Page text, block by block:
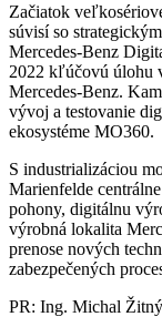
Začiatok
súvisí so
Mercedes-Benz
2022 kľúčovú úlohu
Mercedes-Benz.
vývoj a testovanie
ekosystéme MO360.
S industrializáciou
Marienfelde
pohony, digitálnu
výrobná lokalita
prenose nových
zabezpečených
PR: Ing. Michal Žitný